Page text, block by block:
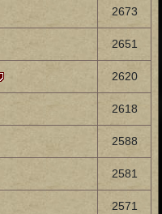
2673
2651
2620
2618
2588
2581
2571